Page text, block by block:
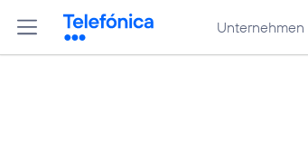
Unternehmen